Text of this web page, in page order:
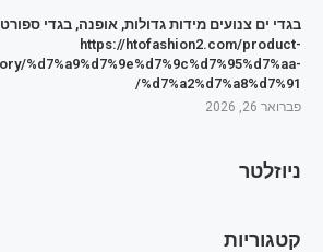
בגדי ים צנועים מידות גדולות, אופנה, בגדי
https://htofashion2.com/product-
%d7%a9%d7%9e%d7%9c%d7%95%d7%aa-
%d7%a2%d7%a8%d7%91/
פברואר 26, 2026
ניוזלטר
קטגוריות